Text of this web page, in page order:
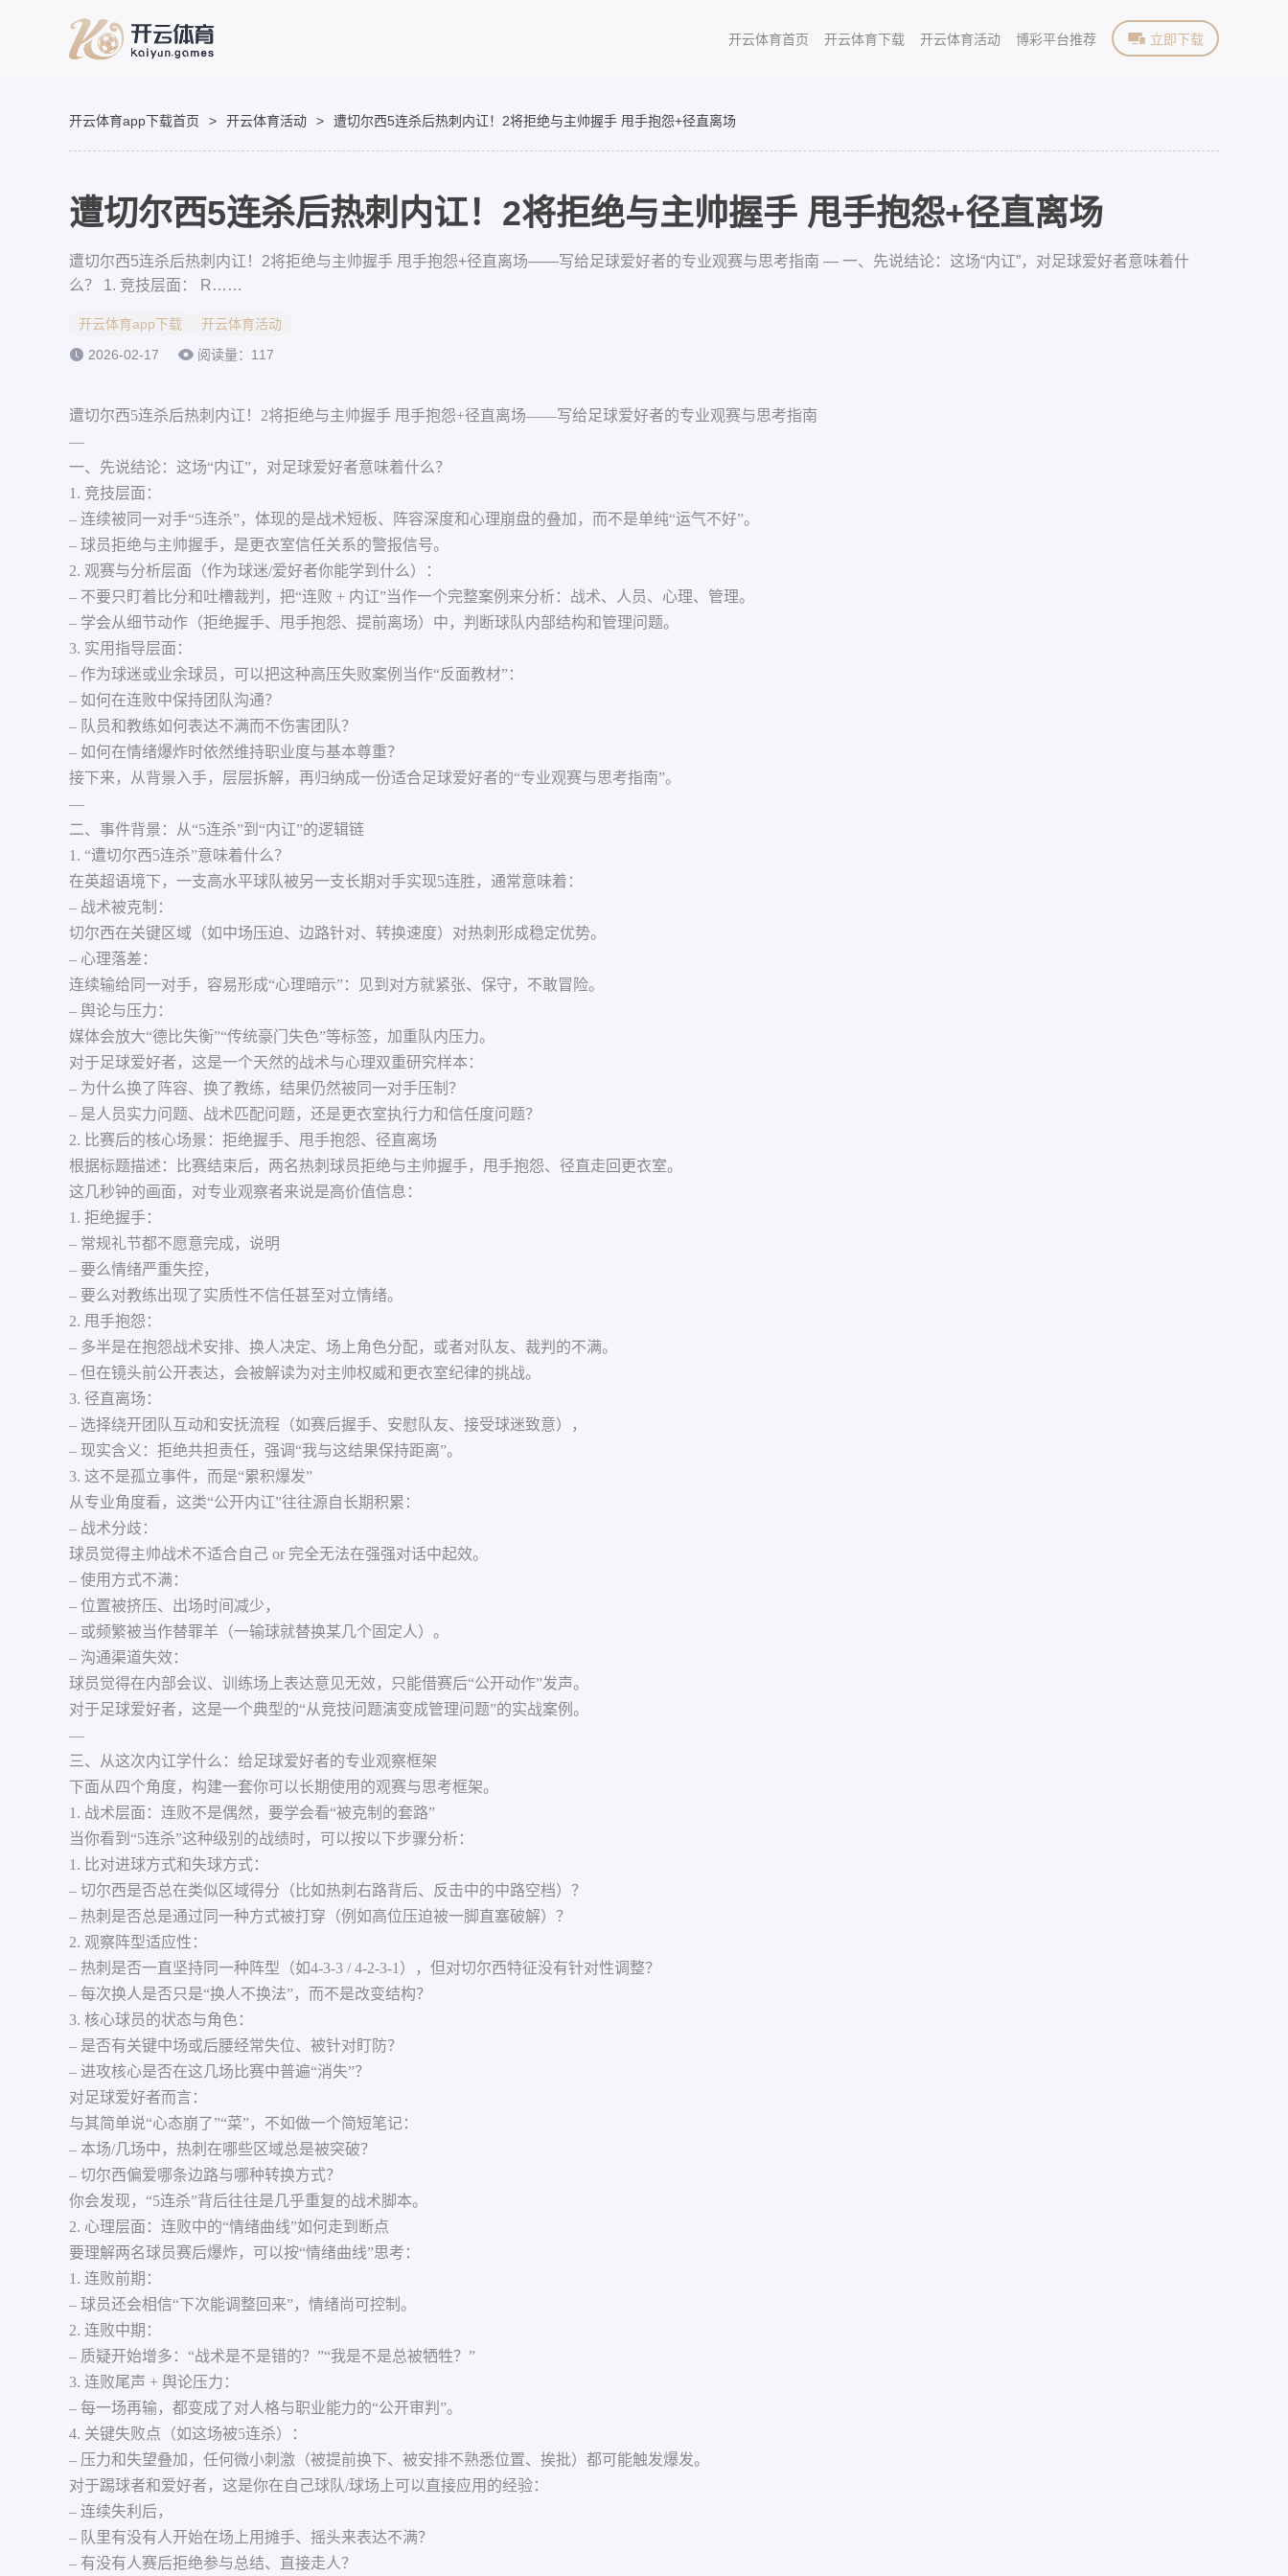
开云体育首页 开云体育下载 开云体育活动 博彩平台推荐 立即下载
开云体育app下载首页 > 开云体育活动 > 遭切尔西5连杀后热刺内讧！2将拒绝与主帅握手 甩手抱怨+径直离场
遭切尔西5连杀后热刺内讧！2将拒绝与主帅握手 甩手抱怨+径直离场
遭切尔西5连杀后热刺内讧！2将拒绝与主帅握手 甩手抱怨+径直离场——写给足球爱好者的专业观赛与思考指南 — 一、先说结论：这场“内讧”，对足球爱好者意味着什
么？ 1. 竞技层面： R……
开云体育app下载
开云体育活动
2026-02-17
阅读量：117
遭切尔西5连杀后热刺内讧！2将拒绝与主帅握手 甩手抱怨+径直离场——写给足球爱好者的专业观赛与思考指南
—
一、先说结论：这场“内讧”，对足球爱好者意味着什么？
1. 竞技层面：
– 连续被同一对手“5连杀”，体现的是战术短板、阵容深度和心理崩盘的叠加，而不是单纯“运气不好”。
– 球员拒绝与主帅握手，是更衣室信任关系的警报信号。
2. 观赛与分析层面（作为球迷/爱好者你能学到什么）：
– 不要只盯着比分和吐槽裁判，把“连败 + 内讧”当作一个完整案例来分析：战术、人员、心理、管理。
– 学会从细节动作（拒绝握手、甩手抱怨、提前离场）中，判断球队内部结构和管理问题。
3. 实用指导层面：
– 作为球迷或业余球员，可以把这种高压失败案例当作“反面教材”：
– 如何在连败中保持团队沟通？
– 队员和教练如何表达不满而不伤害团队？
– 如何在情绪爆炸时依然维持职业度与基本尊重？
接下来，从背景入手，层层拆解，再归纳成一份适合足球爱好者的“专业观赛与思考指南”。
—
二、事件背景：从“5连杀”到“内讧”的逻辑链
1. “遭切尔西5连杀”意味着什么？
在英超语境下，一支高水平球队被另一支长期对手实现5连胜，通常意味着：
– 战术被克制：
切尔西在关键区域（如中场压迫、边路针对、转换速度）对热刺形成稳定优势。
– 心理落差：
连续输给同一对手，容易形成“心理暗示”：见到对方就紧张、保守，不敢冒险。
– 舆论与压力：
媒体会放大“德比失衡”“传统豪门失色”等标签，加重队内压力。
对于足球爱好者，这是一个天然的战术与心理双重研究样本：
– 为什么换了阵容、换了教练，结果仍然被同一对手压制？
– 是人员实力问题、战术匹配问题，还是更衣室执行力和信任度问题？
2. 比赛后的核心场景：拒绝握手、甩手抱怨、径直离场
根据标题描述：比赛结束后，两名热刺球员拒绝与主帅握手，甩手抱怨、径直走回更衣室。
这几秒钟的画面，对专业观察者来说是高价值信息：
1. 拒绝握手：
– 常规礼节都不愿意完成，说明
– 要么情绪严重失控，
– 要么对教练出现了实质性不信任甚至对立情绪。
2. 甩手抱怨：
– 多半是在抱怨战术安排、换人决定、场上角色分配，或者对队友、裁判的不满。
– 但在镜头前公开表达，会被解读为对主帅权威和更衣室纪律的挑战。
3. 径直离场：
– 选择绕开团队互动和安抚流程（如赛后握手、安慰队友、接受球迷致意），
– 现实含义：拒绝共担责任，强调“我与这结果保持距离”。
3. 这不是孤立事件，而是“累积爆发”
从专业角度看，这类“公开内讧”往往源自长期积累：
– 战术分歧：
球员觉得主帅战术不适合自己 or 完全无法在强强对话中起效。
– 使用方式不满：
– 位置被挤压、出场时间减少，
– 或频繁被当作替罪羊（一输球就替换某几个固定人）。
– 沟通渠道失效：
球员觉得在内部会议、训练场上表达意见无效，只能借赛后“公开动作”发声。
对于足球爱好者，这是一个典型的“从竞技问题演变成管理问题”的实战案例。
—
三、从这次内讧学什么：给足球爱好者的专业观察框架
下面从四个角度，构建一套你可以长期使用的观赛与思考框架。
1. 战术层面：连败不是偶然，要学会看“被克制的套路”
当你看到“5连杀”这种级别的战绩时，可以按以下步骤分析：
1. 比对进球方式和失球方式：
– 切尔西是否总在类似区域得分（比如热刺右路背后、反击中的中路空档）？
– 热刺是否总是通过同一种方式被打穿（例如高位压迫被一脚直塞破解）？
2. 观察阵型适应性：
– 热刺是否一直坚持同一种阵型（如4-3-3 / 4-2-3-1），但对切尔西特征没有针对性调整？
– 每次换人是否只是“换人不换法”，而不是改变结构？
3. 核心球员的状态与角色：
– 是否有关键中场或后腰经常失位、被针对盯防？
– 进攻核心是否在这几场比赛中普遍“消失”？
对足球爱好者而言：
与其简单说“心态崩了”“菜”，不如做一个简短笔记：
– 本场/几场中，热刺在哪些区域总是被突破？
– 切尔西偏爱哪条边路与哪种转换方式？
你会发现，“5连杀”背后往往是几乎重复的战术脚本。
2. 心理层面：连败中的“情绪曲线”如何走到断点
要理解两名球员赛后爆炸，可以按“情绪曲线”思考：
1. 连败前期：
– 球员还会相信“下次能调整回来”，情绪尚可控制。
2. 连败中期：
– 质疑开始增多：“战术是不是错的？”“我是不是总被牺牲？”
3. 连败尾声 + 舆论压力：
– 每一场再输，都变成了对人格与职业能力的“公开审判”。
4. 关键失败点（如这场被5连杀）：
– 压力和失望叠加，任何微小刺激（被提前换下、被安排不熟悉位置、挨批）都可能触发爆发。
对于踢球者和爱好者，这是你在自己球队/球场上可以直接应用的经验：
– 连续失利后，
– 队里有没有人开始在场上用摊手、摇头来表达不满？
– 有没有人赛后拒绝参与总结、直接走人？